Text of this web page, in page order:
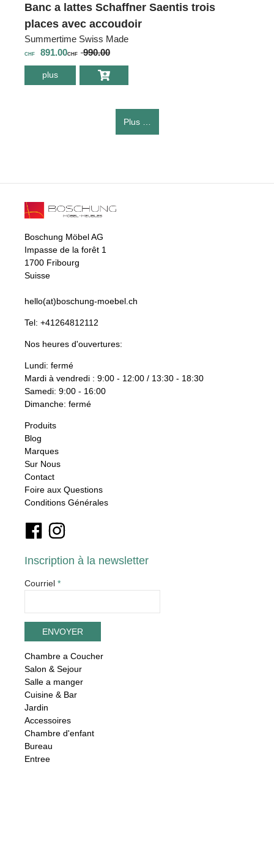
Banc a lattes Schaffner Saentis trois
places avec accoudoir
Summertime Swiss Made
CHF 891.00CHF 990.00
plus environ Banc a
lattes Schaffner
Plus …
Boschung Möbel AG
Impasse de la forêt 1
1700 Fribourg
Suisse
hello(at)boschung-moebel.ch
Tel: +41264812112
Nos heures d'ouvertures:
Lundi: fermé
Mardi à vendredi : 9:00 - 12:00 / 13:30 - 18:30
Samedi: 9:00 - 16:00
Dimanche: fermé
Produits
Blog
Marques
Sur Nous
Contact
Foire aux Questions
Conditions Générales
Inscription à la newsletter
Courriel *
Chambre a Coucher
Salon & Sejour
Salle a manger
Cuisine & Bar
Jardin
Accessoires
Chambre d'enfant
Bureau
Entree